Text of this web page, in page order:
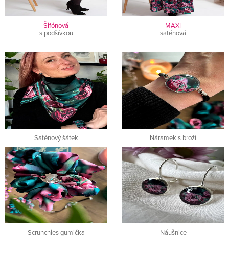
Šifónová
s podšívkou
MAXI
saténová
Saténový šátek Náramek s broží
Scrunchies gumička Náušnice